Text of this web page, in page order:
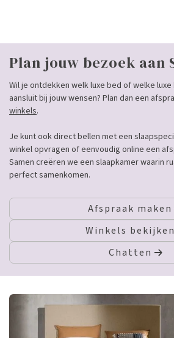
Plan jouw bezoek aan
Wil je ontdekken welk luxe bed of welke
aansluit bij jouw wensen? Plan dan een
winkels.
Je kunt ook direct bellen met een
winkel opvragen of eenvoudig online een
Samen creëren we een slaapkamer waarin
perfect samenkomen.
Afspraak maken
Winkels bekijken
Chatten